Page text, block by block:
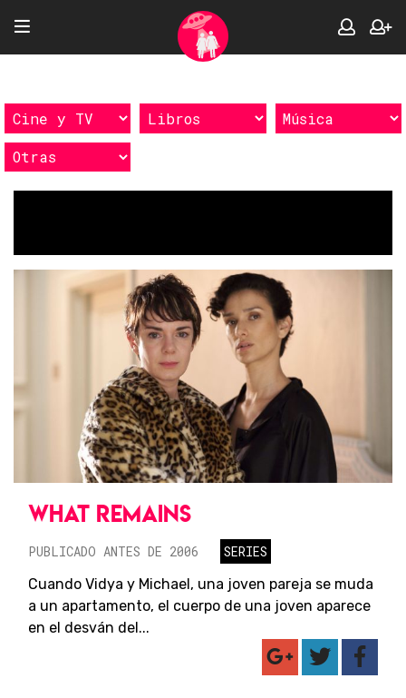
WHAT REMAINS
PUBLICADO ANTES DE 2006
SERIES
Cuando Vidya y Michael, una joven pareja se muda
a un apartamento, el cuerpo de una joven aparece
en el desván del...